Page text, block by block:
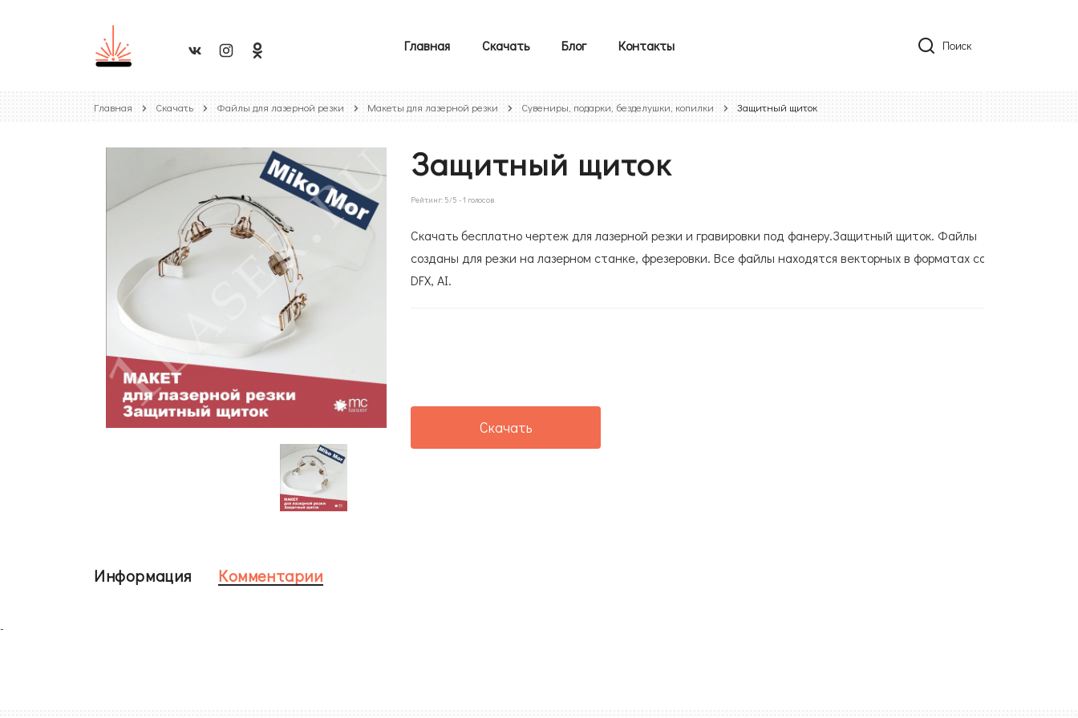
Главная Скачать Блог Контакты Поиск
Главная Скачать Файлы для лазерной резки Макеты для лазерной резки Сувениры, подарки, безделушки, копилки Защитный щиток
Защитный щиток
Рейтинг: 5/5 -1 голосов
Скачать бесплатно чертеж для лазерной резки и гравировки под фанеру.Защитный щиток. Файлы
созданы для резки на лазерном станке, фрезеровки. Все файлы находятся векторных в форматах cdr,
DFX, AI.
Скачать
Информация Комментарии
-